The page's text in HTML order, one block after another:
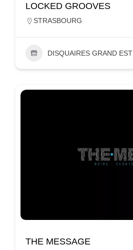
LOCKED GROOVES
STRASBOURG
DISQUAIRES GRAND EST
THE MESSAGE